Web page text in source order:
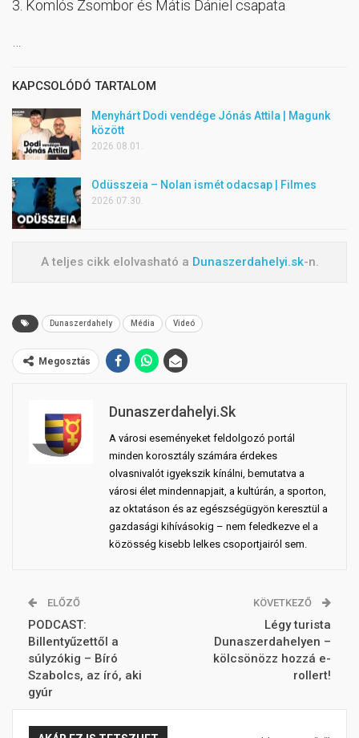
3. Komlós Zsombor és Mátis Dániel csapata
…
KAPCSOLÓDÓ TARTALOM
Menyhárt Dodi vendége Jónás Attila | Magunk
között
2026.08.01.
Odüsszeia – Nolan ismét odacsap | Filmes
2026.07.30.
A teljes cikk elolvasható a Dunaszerdahelyi.sk-n.
Dunaszerdahely Média Videó
Megosztás
Dunaszerdahelyi.sk
A városi eseményeket feldolgozó portál
minden korosztály számára érdekes
olvasnivalót igyekszik kínálni, bemutatva a
városi élet mindennapjait, a kultúrán, a sporton,
az oktatáson és az egészségügyön keresztül a
gazdasági kihívásokig – nem feledkezve el a
közösség kisebb lelkes csoportjairól sem.
ELŐZŐ
PODCAST:
Billentyűzettől a
súlyzókig – Bíró
Szabolcs, az író, aki
gyúr
KÖVETKEZŐ
Légy turista
Dunaszerdahelyen –
kölcsönözz hozzá e-
rollert!